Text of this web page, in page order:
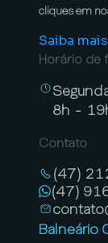
cliques em
Saiba
Horário de
8h -
Contato
(47)
(47)
Balneário